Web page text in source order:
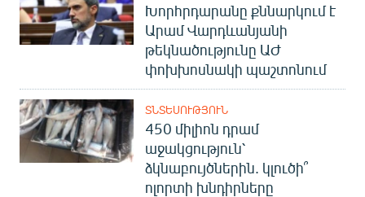
Խորհրդարանը քննարկում է
Արամ Վարդևանյանի
թեկնածությունը ԱԺ
փոխխոսնակի պաշտոնում
ՏՆՏԵՍՈՒԹՅՈՒՆ
450 միլիոն դրամ
աջակցություն՝
ձկնաբույծներին. կլուծի՞
ոլորտի խնդիրները